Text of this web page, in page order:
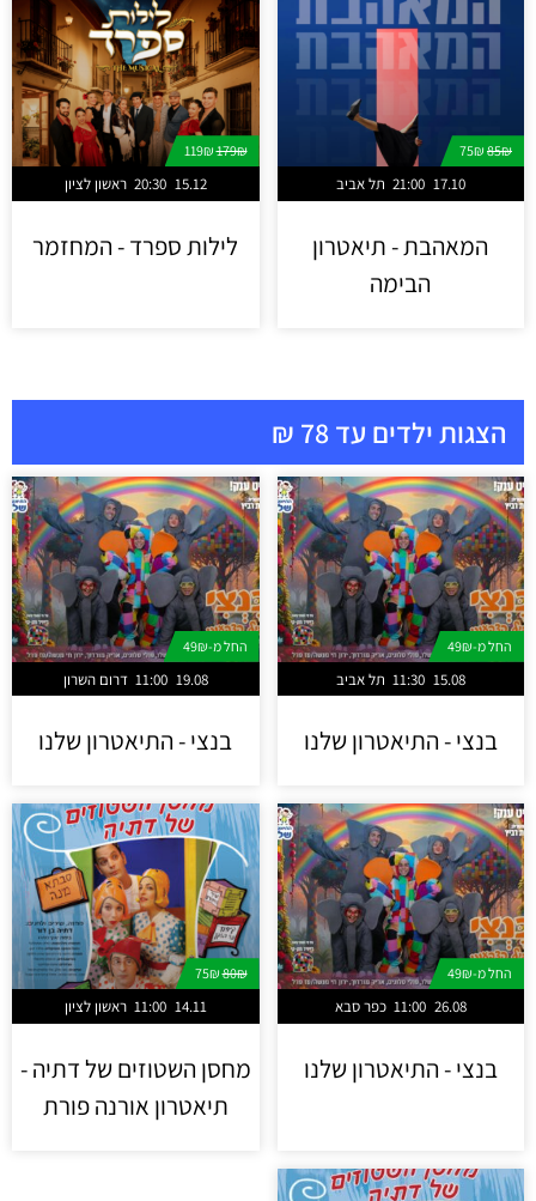
85₪
תל אביב 21:00 17.10
המאהבת - תיאטרון
הבימה
179₪
119₪
ראשון לציון 20:30 15.12
לילות ספרד - המחזמר
הצגות ילדים עד 78 ₪
החל מ-49₪
תל אביב 11:30 15.08
בנצי - התיאטרון שלנו
החל מ-49₪
דרום השרון 11:00 19.08
בנצי - התיאטרון שלנו
החל מ-49₪
כפר סבא 11:00 26.08
בנצי - התיאטרון שלנו
80₪
75₪
ראשון לציון 11:00 14.11
מחסן השטוזים של דתיה -
תיאטרון אורנה פורת